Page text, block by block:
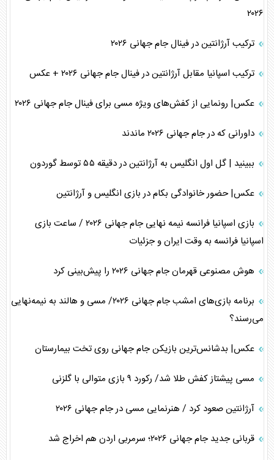
۲۰۲۶
ترکیب آرژانتین در فینال جام جهانی ۲۰۲۶
ترکیب اسپانیا مقابل آرژانتین در فینال جام جهانی ۲۰۲۶ + عکس
عکس| رونمایی از کفش‌های ویژه مسی برای فینال جام جهانی ۲۰۲۶
داورانی که در جام جهانی ۲۰۲۶ ماندند
ببینید | گل اول انگلیس به آرژانتین در دقیقه ۵۵ توسط گوردون
عکس| حضور خانوادگی بکام در بازی انگلیس و آرژانتین
بازی اسپانیا فرانسه نیمه نهایی جام جهانی ۲۰۲۶ / ساعت بازی
اسپانیا فرانسه به وقت ایران و جزئیات
هوش مصنوعی قهرمان جام جهانی ۲۰۲۶ را پیش‌بینی کرد
برنامه بازی‌های امشب جام جهانی ۲۰۲۶/ مسی و هالند به نیمه‌نهایی
می‌رسند؟
عکس| بدشانس‌ترین بازیکن جام جهانی روی تخت بیمارستان
مسی پیشتاز کفش طلا شد/ رکورد ۹ بازی متوالی با گلزنی
آرژانتین صعود کرد / هنرنمایی مسی در جام جهانی ۲۰۲۶
قربانی جدید جام جهانی ۲۰۲۶؛ سرمربی اردن هم اخراج شد